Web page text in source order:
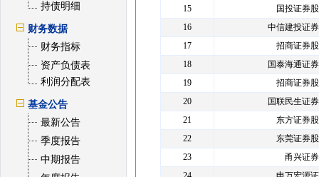
持债明细
财务数据
财务指标
资产负债表
利润分配表
基金公告
最新公告
季度报告
中期报告
15
国投证券
16
中信建投证
17
招商证券
18
国泰海通证
19
招商证券
20
国联民生证
21
东方证券
22
东莞证券
23
甬兴证